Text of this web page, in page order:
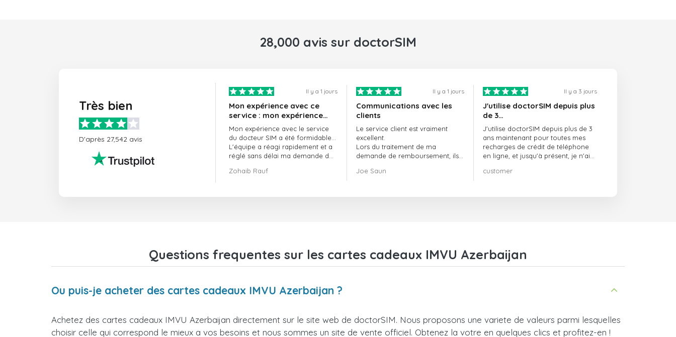
28,000 avis sur doctorSIM
Très bien
D'après 27,542 avis
Il y a 1 jours
Mon expérience avec ce
service : mon expérience
avec le service de
doctorSIM a été formidable.
Mon expérience avec le service
du docteur SIM a été formidable…
L'équipe a réagi rapidement et a
réglé sans délai ma demande de
Dans l'ensemble, j'ai vraiment
Zohaib Rauf
Il y a 1 jours
Communications avec les
clients
Le service client est vraiment
excellent.
Lors du traitement de ma
demande de remboursement, ils
professionnalisme et de rapidité,
Joe Saun
Il y a 3 jours
J'utilise doctorSIM depuis plus
de 3…
J'utilise doctorSIM depuis plus de 3
ans maintenant pour toutes mes
recharges de crédit de téléphone
en ligne, et jusqu'à présent, je n'ai
vivement !!!
customer
Questions frequentes sur les cartes cadeaux IMVU Azerbaijan
Ou puis-je acheter des cartes cadeaux IMVU Azerbaijan ?
Achetez des cartes cadeaux IMVU Azerbaijan directement sur le site web de doctorSIM. Nous proposons une variete de valeurs parmi lesquelles
choisir celle qui correspond le mieux a vos besoins et nous sommes un site de vente officiel. Obtenez la votre en quelques clics et profitez-en !